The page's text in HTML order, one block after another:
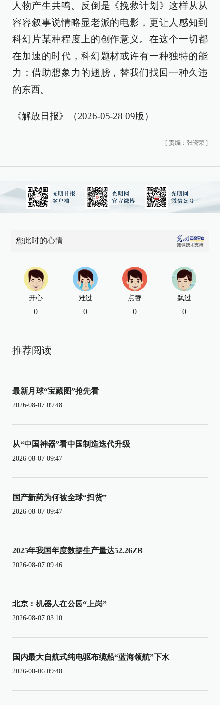
人物产生共鸣。反倒是《挽救计划》这样从从
容容叙事说情略显老派的电影，更让人感知到
科幻片某种程度上的创作意义。在这个一切都
在加速的时代，科幻题材或许有一种独特的能
力：借助想象力的翅膀，替我们找回一种久违
的东西。
《解放日报》（2026-05-28 09版）
[ 责编：张晓荣 ]
您此时的心情
开心
0
难过
0
点赞
0
飘过
0
推荐阅读
最新月球“宝藏图”抢先看
2026-08-07 09:48
从“中国神器”看中国制造迭代升级
2026-08-07 09:47
国产新药为何被全球“扫货”
2026-08-07 09:47
2025年我国年度数据生产量达52.26ZB
2026-08-07 09:46
北京：机器人在公园“上岗”
2026-08-07 03:10
国内最大自航式纯电驱布缆船“蓝海领航”下水
2026-08-06 09:48